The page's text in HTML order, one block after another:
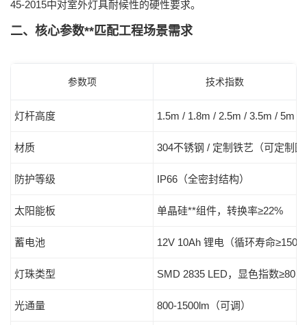
45-2015中对室外灯具耐候性的硬性要求。
二、核心参数**匹配工程场景需求
参数项 技术指数
灯杆高度 1.5m / 1.8m / 2.5m / 3.5m / 5m
材质 304不锈钢 / 定制铁艺（可定制
防护等级 IP66（全密封结构）
太阳能板 单晶硅**组件，转换率≥22%
蓄电池 12V 10Ah 锂电（循环寿命≥1500
灯珠类型 SMD 2835 LED，显色指数≥80
光通量 800-1500lm（可调）